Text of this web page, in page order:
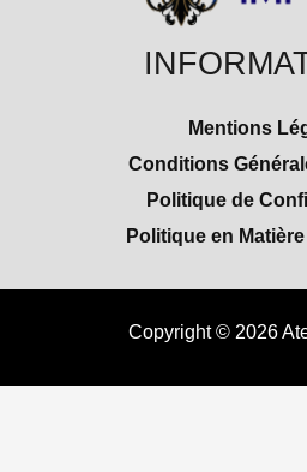
Mentions
Conditions
Politique de
Politique en
Copyright © 2026